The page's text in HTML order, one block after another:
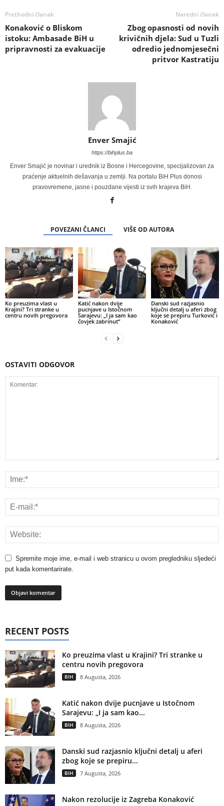
Prethodni članak
Konaković o Bliskom
istoku: Ambasade BiH u
pripravnosti za evakuacije
Naredni članak
Zbog opasnosti od novih
krivičnih djela: Sud u Tuzli
odredio jednomjesečni
pritvor Kastratiju
Enver Smajić
https://bihplus.ba
Enver Smajić je novinar i urednik iz Bosne i Hercegovine, specijalizovan za
praćenje aktuelnih dešavanja u zemlji. Na portalu BiH Plus donosi
pravovremene, jasne i pouzdane vijesti iz svih krajeva BiH.
POVEZANI ČLANCI VIŠE OD AUTORA
Ko preuzima vlast u
Krajini? Tri stranke u
centru novih pregovora
Katić nakon dvije
pucnjave u Istočnom
Sarajevu: „I ja sam kao
čovjek zabrinut“
Danski sud razjasnio
ključni detalj u aferi zbog
koje se prepiru Turković i
Konaković
OSTAVITI ODGOVOR
Spremite moje ime, e-mail i web stranicu u ovom pregledniku sljedeći
put kada komentarirate.
RECENT POSTS
Ko preuzima vlast u Krajini? Tri stranke u
centru novih pregovora
BIH 8 Augusta, 2026
Katić nakon dvije pucnjave u Istočnom
Sarajevu: „I ja sam kao...
BIH 8 Augusta, 2026
Danski sud razjasnio ključni detalj u aferi
zbog koje se prepiru...
BIH 7 Augusta, 2026
Nakon rezolucije iz Zagreba Konaković